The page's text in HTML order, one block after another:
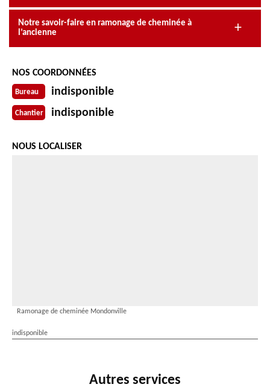
Notre savoir-faire en ramonage de cheminée à
l’ancienne
NOS COORDONNÉES
Bureau indisponible
Chantier indisponible
NOUS LOCALISER
Ramonage de cheminée Mondonville
indisponible
Autres services